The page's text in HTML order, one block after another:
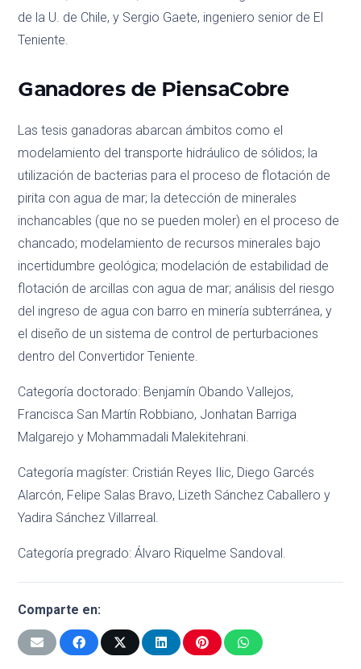
de la U. de Chile, y Sergio Gaete, ingeniero senior de El
Teniente.
Ganadores de PiensaCobre
Las tesis ganadoras abarcan ámbitos como el
modelamiento del transporte hidráulico de sólidos; la
utilización de bacterias para el proceso de flotación de
pirita con agua de mar; la detección de minerales
inchancables (que no se pueden moler) en el proceso de
chancado; modelamiento de recursos minerales bajo
incertidumbre geológica; modelación de estabilidad de
flotación de arcillas con agua de mar; análisis del riesgo
del ingreso de agua con barro en minería subterránea, y
el diseño de un sistema de control de perturbaciones
dentro del Convertidor Teniente.
Categoría doctorado: Benjamín Obando Vallejos,
Francisca San Martín Robbiano, Jonhatan Barriga
Malgarejo y Mohammadali Malekitehrani.
Categoría magíster: Cristián Reyes Ilic, Diego Garcés
Alarcón, Felipe Salas Bravo, Lizeth Sánchez Caballero y
Yadira Sánchez Villarreal.
Categoría pregrado: Álvaro Riquelme Sandoval.
Comparte en: